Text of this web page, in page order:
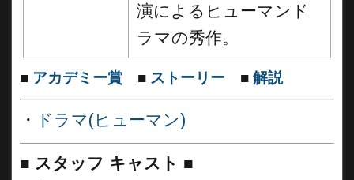
演によるヒューマンド
ラマの秀作。
■ アカデミー賞 ■ ストーリー ■ 解説
・ ドラマ(ヒューマン)
■ スタッフ キャスト ■